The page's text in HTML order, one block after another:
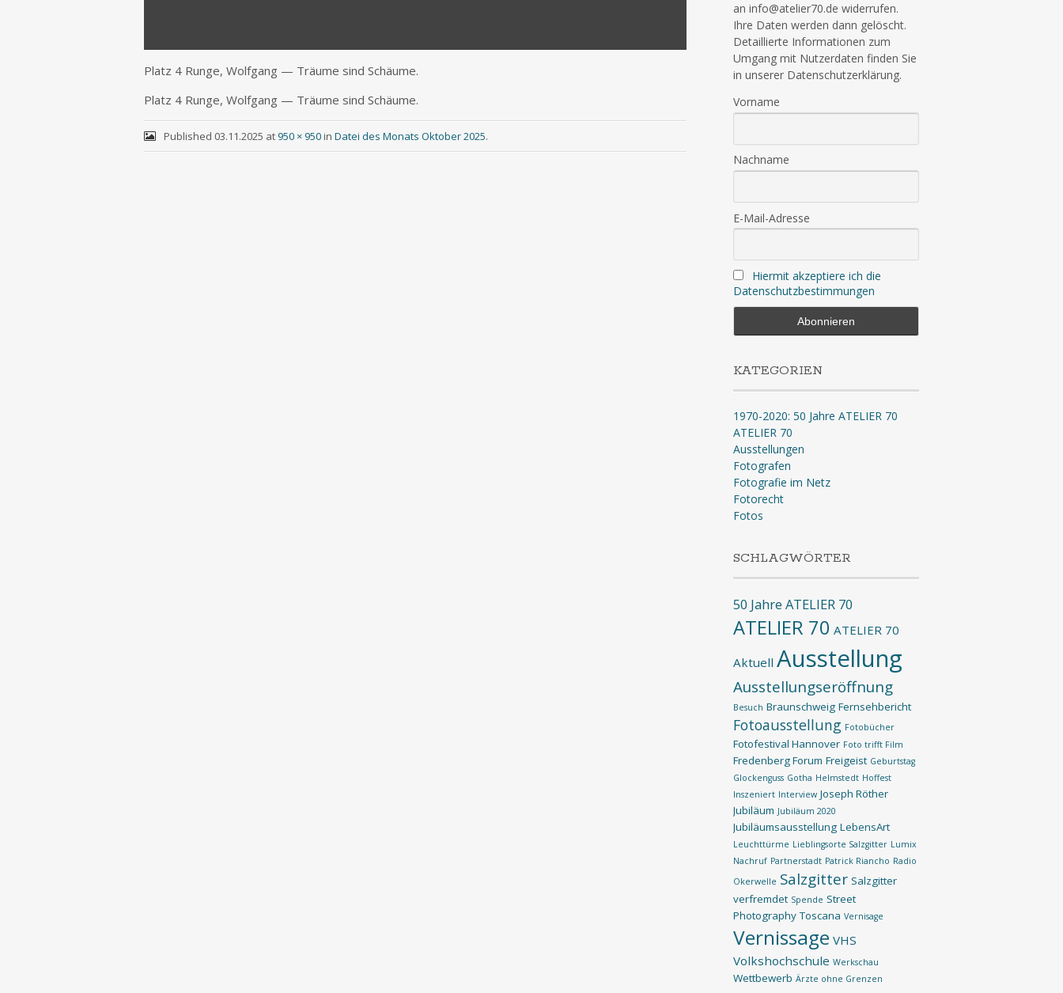
Platz 4 Run­ge, Wolf­gang — Träu­me sind Schäume.
Platz 4 Run­ge, Wolf­gang — Träu­me sind Schäume.
Published 03.11.2025 at950 × 950in Datei des Monats Oktober 2025.
an info@atelier70.de widerrufen.
Ihre Daten werden dann gelöscht.
Detaillierte Informationen zum
Umgang mit Nutzerdaten finden Sie
in unserer Datenschutzerklärung.
Vorname
Nachname
E-Mail-Adresse
Hiermit akzeptiere ich die
Datenschutzbestimmungen
KATEGORIEN
1970-2020: 50 Jahre ATELIER 70
ATELIER 70
Ausstellungen
Fotografen
Fotografie im Netz
Fotorecht
Fotos
SCHLAGWÖRTER
50 Jahre ATELIER 70
ATELIER 70 ATELIER 70
Aktuell Ausstellung
Ausstellungseröffnung
Besuch Braunschweig Fernsehbericht
Fotoausstellung Fotobücher
Fotofestival Hannover Foto trifft Film
Fredenberg Forum Freigeist Geburtstag
Glockenguss Gotha Helmstedt Hoffest
Inszeniert Interview Joseph Röther
Jubiläum Jubiläum 2020
Jubiläumsausstellung LebensArt
Leuchttürme Lieblingsorte Salzgitter Lumix
Nachruf Partnerstadt Patrick Riancho Radio
Okerwelle Salzgitter Salzgitter
verfremdet Spende Street
Photography Toscana Vernisage
Vernissage VHS
Volkshochschule Werkschau
Wettbewerb Ärzte ohne Grenzen